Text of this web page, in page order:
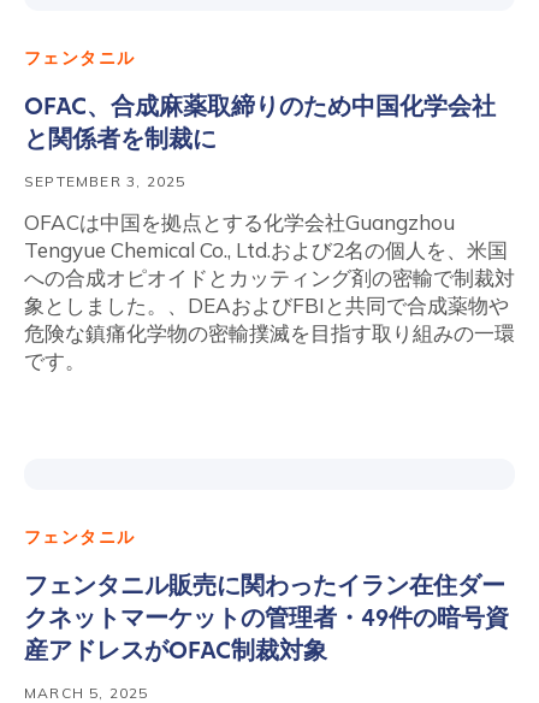
フェンタニル
OFAC、合成麻薬取締りのため中国化学会社
と関係者を制裁に
SEPTEMBER 3, 2025
OFACは中国を拠点とする化学会社Guangzhou
Tengyue Chemical Co., Ltd.および2名の個人を、米国
への合成オピオイドとカッティング剤の密輸で制裁対
象としました。、DEAおよびFBIと共同で合成薬物や
危険な鎮痛化学物の密輸撲滅を目指す取り組みの一環
です。
フェンタニル
フェンタニル販売に関わったイラン在住ダー
クネットマーケットの管理者・49件の暗号資
産アドレスがOFAC制裁対象
MARCH 5, 2025